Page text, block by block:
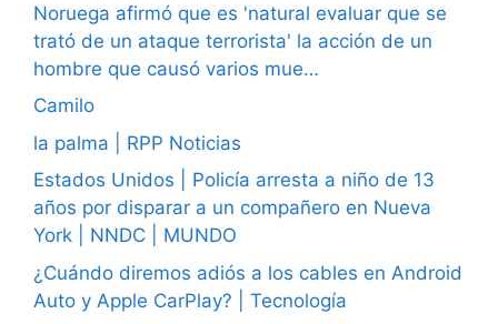
Noruega afirmó que es 'natural evaluar que se
trató de un ataque terrorista' la acción de un
hombre que causó varios mue…
Camilo
la palma | RPP Noticias
Estados Unidos | Policía arresta a niño de 13
años por disparar a un compañero en Nueva
York | NNDC | MUNDO
¿Cuándo diremos adiós a los cables en Android
Auto y Apple CarPlay? | Tecnología